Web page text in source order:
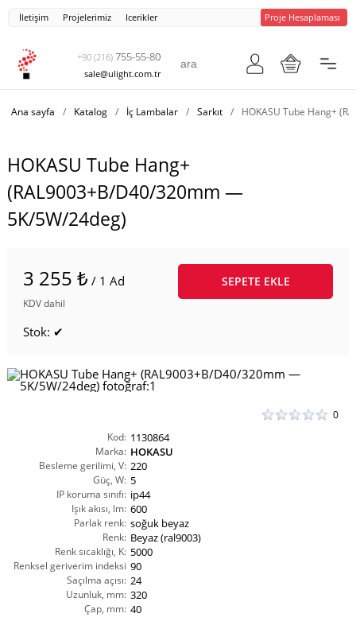
İletişim Projelerimiz Icerikler Proje Hesaplaması
+90 (216) 755-55-80
sale@ulight.com.tr
Ana sayfa / Katalog / İç Lambalar / Sarkıt / HOKASU Tube Hang+
HOKASU Tube Hang+
(RAL9003+B/D40/320mm —
5K/5W/24deg)
3 255 ₺ / 1 Ad
KDV dahil
SEPETE EKLE
Stok: ✔
0
Kod: 1130864
Marka: HOKASU
Besleme gerilimi, V: 220
Güç, W: 5
IP koruma sınıfı: ip44
Işık akısı, lm: 600
Parlak renk: soğuk beyaz
Renk: Beyaz (ral9003)
Renk sıcaklığı, K: 5000
Renksel geriverim indeksi
CRI(Ra):
90
Saçılma açısı: 24
Uzunluk, mm: 320
Çap, mm: 40